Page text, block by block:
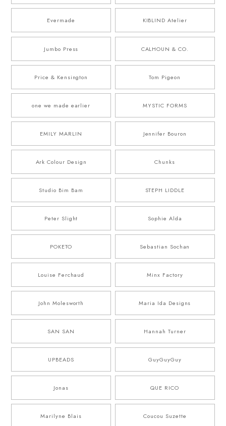
Evermade KIBLIND Atelier
Jumbo Press CALHOUN & CO.
Price & Kensington Tom Pigeon
one we made earlier MYSTIC FORMS
EMILY MARLIN Jennifer Bouron
Ark Colour Design Chunks
Studio Bim Bam STEPH LIDDLE
Peter Slight Sophie Alda
POKETO Sebastian Sochan
Louise Ferchaud Minx Factory
John Molesworth Maria Ida Designs
SAN SAN Hannah Turner
UPBEADS GuyGuyGuy
Jonas QUE RICO
Marilyne Blais Coucou Suzette